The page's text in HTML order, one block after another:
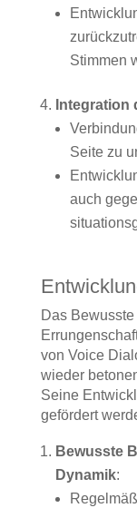
Stimmen
Integration
Seite zu
auch
Das
von Voice
wieder
Seine
gefördert
Bewusste
Dynamik: